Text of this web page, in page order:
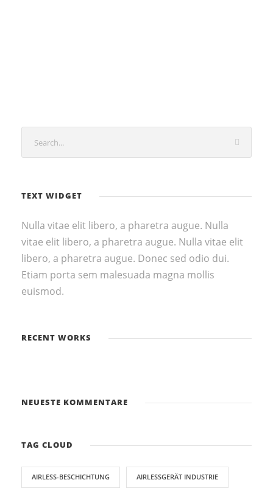
TEXT WIDGET
Nulla vitae elit libero, a pharetra augue. Nulla
vitae elit libero, a pharetra augue. Nulla vitae elit
libero, a pharetra augue. Donec sed odio dui.
Etiam porta sem malesuada magna mollis
euismod.
RECENT WORKS
NEUESTE KOMMENTARE
TAG CLOUD
AIRLESS-BESCHICHTUNG AIRLESSGERÄT INDUSTRIE